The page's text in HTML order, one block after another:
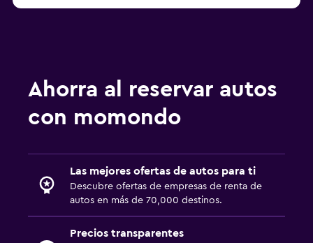
Ahorra al reservar autos
con momondo
Las mejores ofertas de autos para ti
Descubre ofertas de empresas de renta de
autos en más de 70,000 destinos.
Precios transparentes